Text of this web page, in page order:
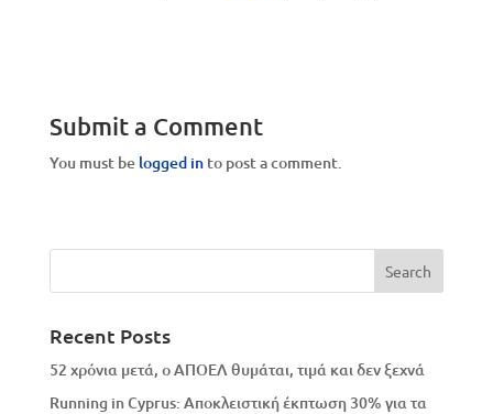
Submit a Comment
You must be logged into post a comment.
Recent Posts
52 χρόνια μετά, ο ΑΠΟΕΛ θυμάται, τιμά και δεν ξεχνά
Running in Cyprus: Αποκλειστική έκπτωση 30% για τα